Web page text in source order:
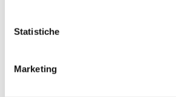
Statistiche
Marketing